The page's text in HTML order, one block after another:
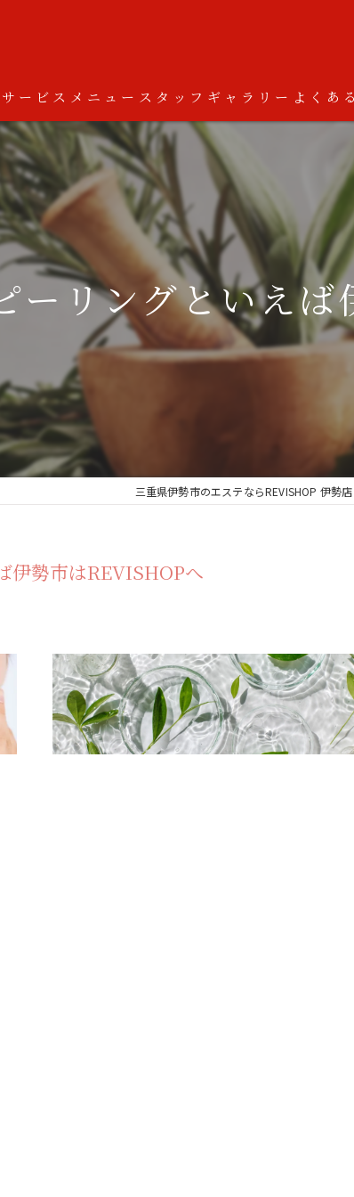
サービス メニュー スタッフ ギャラリー よくあ
ーリングといえ
三重県伊勢市のエステならREVISHOP 伊勢店
伊勢市はREVISHOPへ